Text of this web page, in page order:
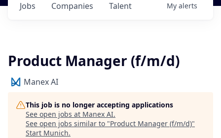
Jobs Companies Talent My alerts
Product Manager (f/m/d)
Manex AI
This job is no longer accepting applications
See open jobs at Manex AI.
See open jobs similar to "Product Manager (f/m/d)"
Start Munich.